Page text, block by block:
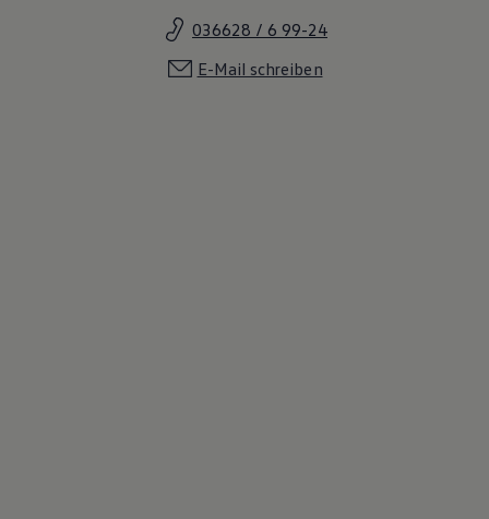
036628 / 6 99-24
E-Mail schreiben